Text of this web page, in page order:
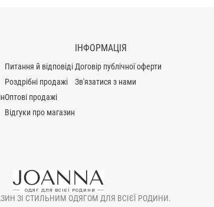
Питання й відповіді
Роздрібні продажі
Оптові продажі
Відгуки про магазин
ІНФОРМАЦІЯ
Договір публічної оферти
Зв'язатися з нами
ЗІ СТИЛЬНИМ ОДЯГОМ ДЛЯ ВСІЄЇ РОДИНИ.